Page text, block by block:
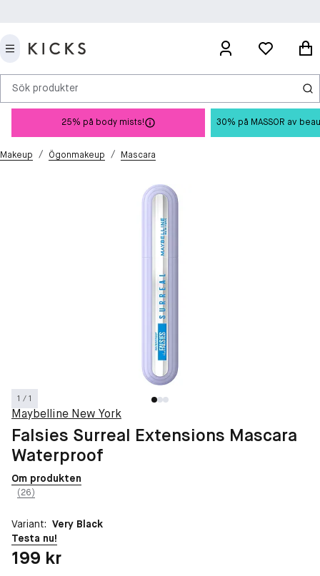
Sök produkter
25% på body mists! 30% på MASSOR av
Makeup / Ögonmakeup / Mascara
1 / 1
Maybelline New York
Falsies Surreal Extensions Mascara
Waterproof
Om produkten
(26)
Variant: Very Black
Testa nu!
Pris: 199 kr
199 kr